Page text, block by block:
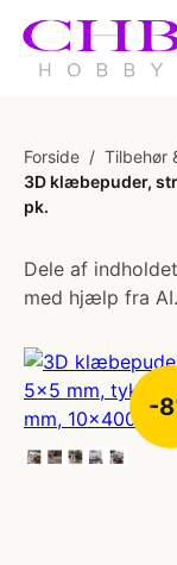
Forside / Tilbehør
3D klæbepuder,
pk.
Dele af
med hjælp fra AI.
-